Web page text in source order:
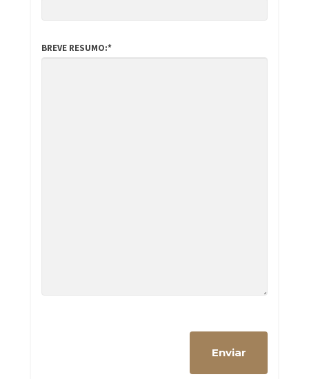
BREVE RESUMO:*